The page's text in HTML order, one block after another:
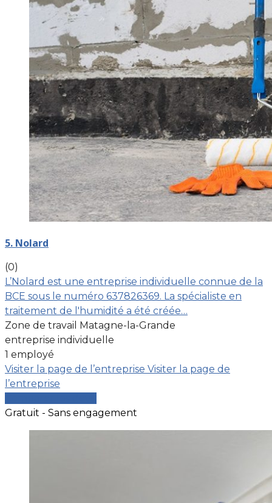
5. Nolard
(0)
L’Nolard est une entreprise individuelle connue de la
BCE sous le numéro 637826369. La spécialiste en
traitement de l'humidité a été créée…
Zone de travail Matagne-la-Grande
entreprise individuelle
1 employé
Visiter la page de l’entreprise Visiter la page de
l’entreprise
Gratuit - Sans engagement